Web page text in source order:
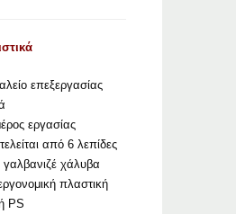
επεξεργασίας
εργασίας
από 6 λεπίδες
χάλυβα
πλαστική
PS